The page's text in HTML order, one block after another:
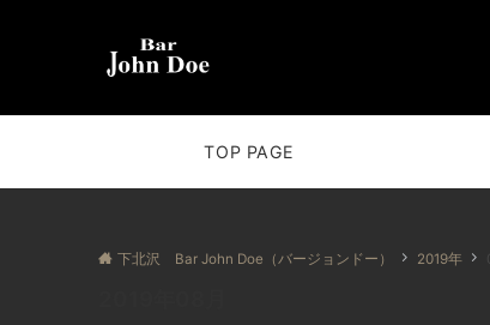
TOP PAGE
下北沢 Bar John Doe（バージョンドー） 2019年